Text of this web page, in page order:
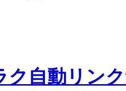
ク自動リン